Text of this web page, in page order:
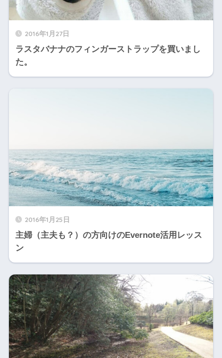
2016年1月27日
ラスタバナナのフィンガーストラップを買いまし
た。
2016年1月25日
主婦（主夫も？）の方向けのEvernote活用レッス
ン